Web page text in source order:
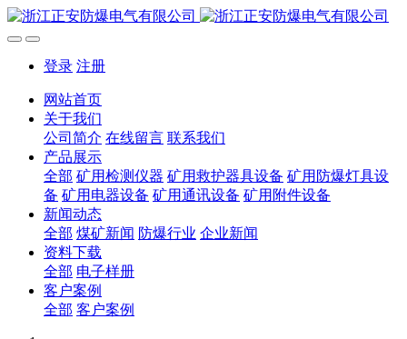
登录 注册
网站首页
关于我们
公司简介 在线留言 联系我们
产品展示
全部 矿用检测仪器 矿用救护器具设备 矿用防爆灯具设
备 矿用电器设备 矿用通讯设备 矿用附件设备
新闻动态
全部 煤矿新闻 防爆行业 企业新闻
资料下载
全部 电子样册
客户案例
全部 客户案例